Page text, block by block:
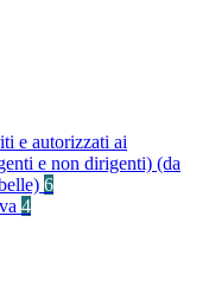
e autorizzati ai
e non dirigenti) (da
6
4